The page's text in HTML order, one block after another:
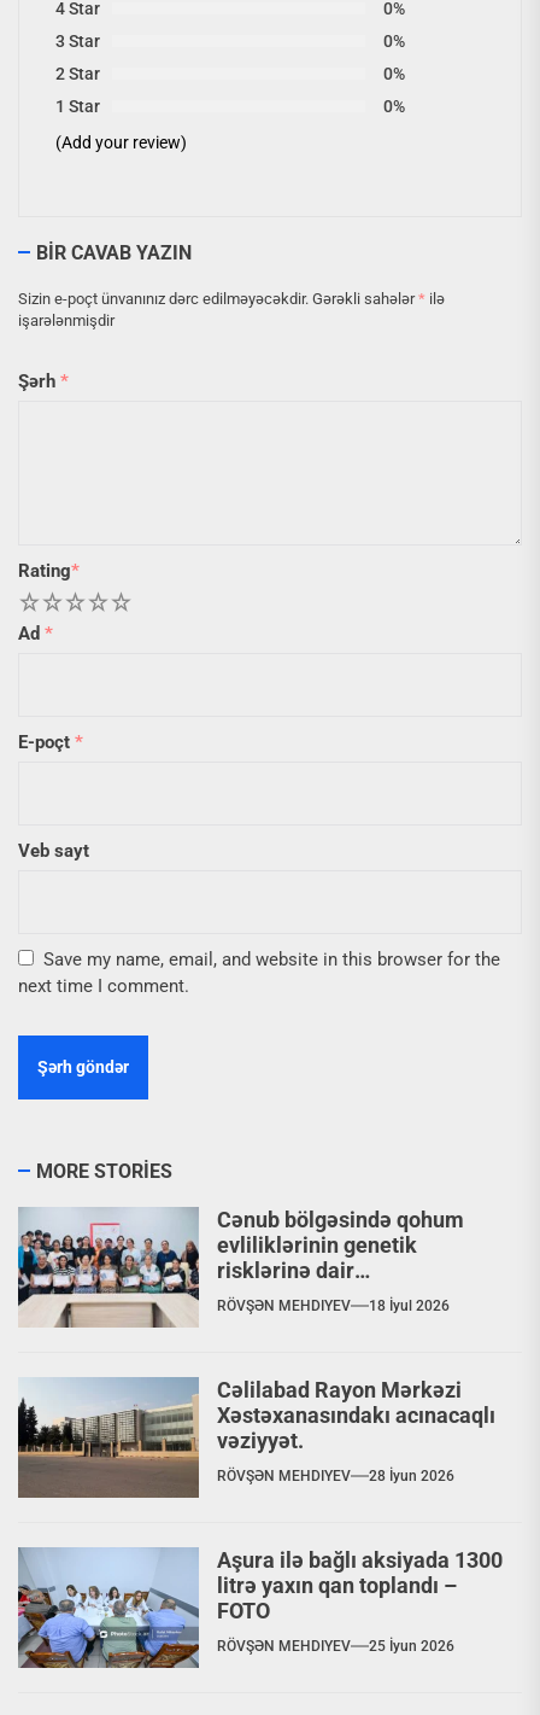
4 Star
0%
3 Star
0%
2 Star
0%
1 Star
0%
(Add your review)
BIR CAVAB YAZIN
Sizin e-poçt ünvanınız dərc edilməyəcəkdir. Gərəkli sahələr* ilə
işarələnmişdir
Şərh *
Rating*
5
4
3
2
Ad *
E-poçt *
Veb sayt
Save my name, email, and website in this browser for the
next time I comment.
MORE STORIES
Cənub bölgəsində qohum
evliliklərinin genetik
risklərinə dair
maarifləndirmə layihəsi
yekunlaşıb
RÖVŞƏN MEHDIYEV 18 İyul 2026
Cəlilabad Rayon Mərkəzi
Xəstəxanasındakı acınacaqlı
vəziyyət.
RÖVŞƏN MEHDIYEV 28 İyun 2026
Aşura ilə bağlı aksiyada 1300
litrə yaxın qan toplandı –
FOTO
RÖVŞƏN MEHDIYEV 25 İyun 2026